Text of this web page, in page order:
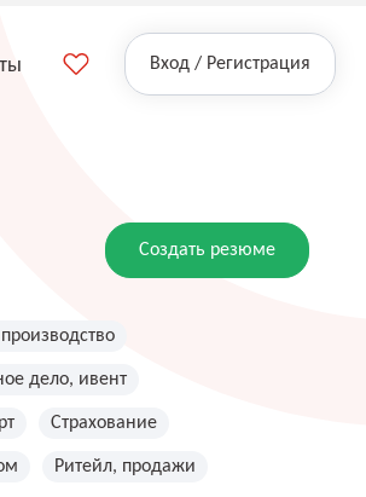
Вход / Регистрация
Создать резюме
дело, ивент
Страхование
Ритейл, продажи